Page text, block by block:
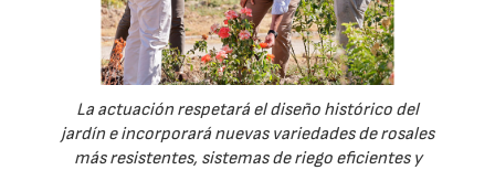
La actuación respetará el diseño histórico del
jardín e incorporará nuevas variedades de rosales
más resistentes, sistemas de riego eficientes y